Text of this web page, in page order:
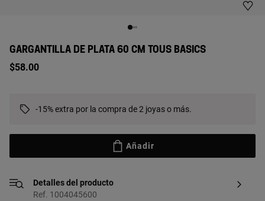
GARGANTILLA DE PLATA 60 CM TOUS BASICS
$58.00
-15% extra por la compra de 2 joyas o más.
Añadir
Detalles del producto
Ref. 1004045600